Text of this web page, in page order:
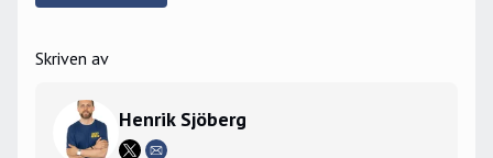
Skriven av
Henrik Sjöberg